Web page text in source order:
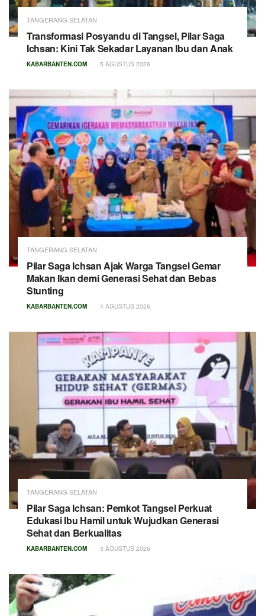
TANGERANG SELATAN
Transformasi Posyandu di Tangsel, Pilar Saga
Ichsan: Kini Tak Sekadar Layanan Ibu dan Anak
KABARBANTEN.COM 5 AGUSTUS 2026
TANGERANG SELATAN
Pilar Saga Ichsan Ajak Warga Tangsel Gemar
Makan Ikan demi Generasi Sehat dan Bebas
Stunting
KABARBANTEN.COM 4 AGUSTUS 2026
TANGERANG SELATAN
Pilar Saga Ichsan: Pemkot Tangsel Perkuat
Edukasi Ibu Hamil untuk Wujudkan Generasi
Sehat dan Berkualitas
KABARBANTEN.COM 3 AGUSTUS 2026